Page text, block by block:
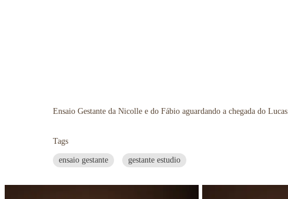
Ensaio Gestante da Nicolle e do Fábio aguardando a chegada do Lucas.
Tags
ensaio gestante gestante estudio